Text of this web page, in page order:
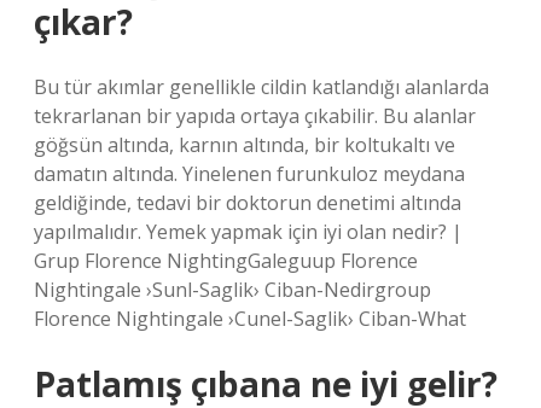
çıkar?
Bu tür akımlar genellikle cildin katlandığı alanlarda
tekrarlanan bir yapıda ortaya çıkabilir. Bu alanlar
göğsün altında, karnın altında, bir koltukaltı ve
damatın altında. Yinelenen furunkuloz meydana
geldiğinde, tedavi bir doktorun denetimi altında
yapılmalıdır. Yemek yapmak için iyi olan nedir? |
Grup Florence NightingGaleguup Florence
Nightingale ›Sunl-Saglik› Ciban-Nedirgroup
Florence Nightingale ›Cunel-Saglik› Ciban-What
Patlamış çıbana ne iyi gelir?